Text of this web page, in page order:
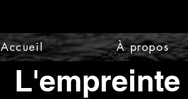
Accueil À propos